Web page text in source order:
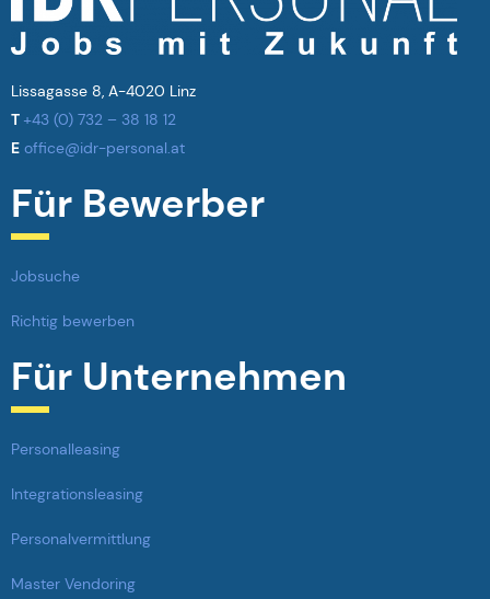
Lissagasse 8, A-4020 Linz
T +43 (0) 732 – 38 18 12
E office@idr-personal.at
Für Bewerber
Jobsuche
Richtig bewerben
Für Unternehmen
Personalleasing
Integrationsleasing
Personalvermittlung
Master Vendoring